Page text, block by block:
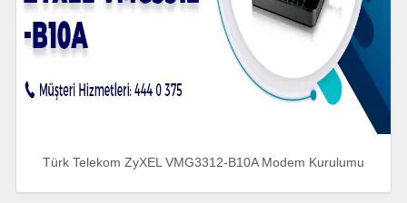
Türk Telekom ZyXEL VMG3312-B10A Modem Kurulumu